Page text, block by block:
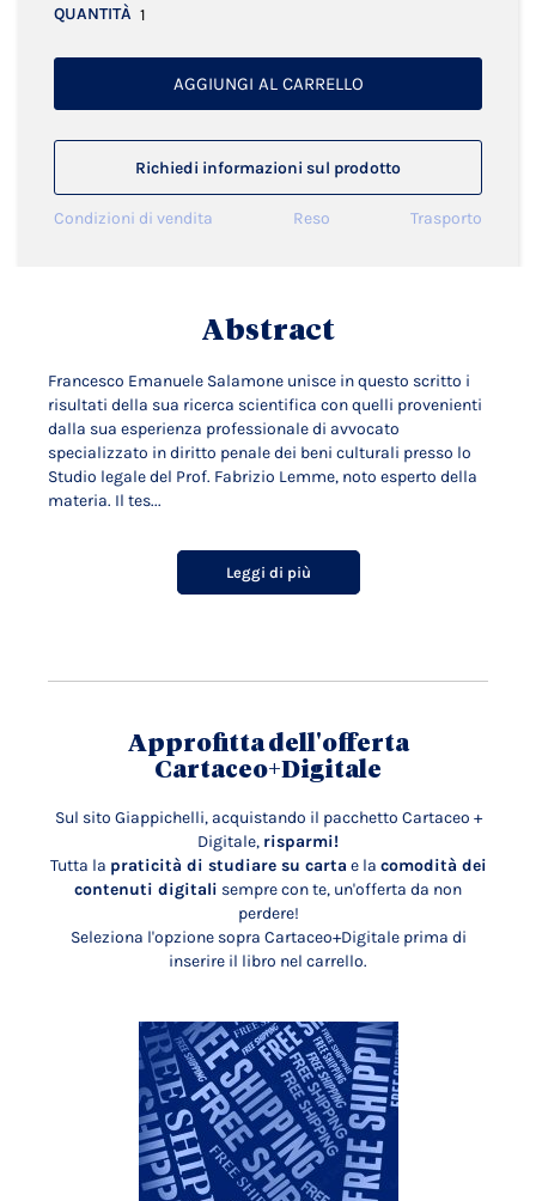
QUANTITÀ
AGGIUNGI AL CARRELLO
Richiedi informazioni sul prodotto
Condizioni di vendita Reso Trasporto
Abstract
Francesco Emanuele Salamone unisce in questo scritto i
risultati della sua ricerca scientifica con quelli provenienti
dalla sua esperienza professionale di avvocato
specializzato in diritto penale dei beni culturali presso lo
Studio legale del Prof. Fabrizio Lemme, noto esperto della
materia. Il tes...
Leggi di più
Approfitta dell'offerta
Cartaceo+Digitale
Sul sito Giappichelli, acquistando il pacchetto Cartaceo +
Digitale, risparmi!
Tutta la praticità di studiare su carta e la comodità dei
contenuti digitali sempre con te, un'offerta da non
perdere!
Seleziona l'opzione sopra Cartaceo+Digitale prima di
inserire il libro nel carrello.